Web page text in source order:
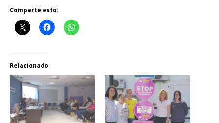
Comparte esto:
Relacionado